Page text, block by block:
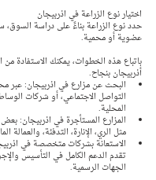
اختيار نوع الزراعة في اذربيجان
حدد نوع الزراعة بناءً على دراسة السوق،
عضوية أو محمية.
باتباع هذه الخطوات، يمكنك الاستفادة
أذربيجان بنجاح.
البحث عن مزارع في اذربيجان: عبر
التواصل الاجتماعي، أو شركات
المحلية.
المزارع المستأجرة في اذربيجان:
مثل الري، الإنارة، التدفئة، والعمالة
الاستعانة بشركات متخصصة في
تقدم الدعم الكامل في التأسيس
الجهات الرسمية.